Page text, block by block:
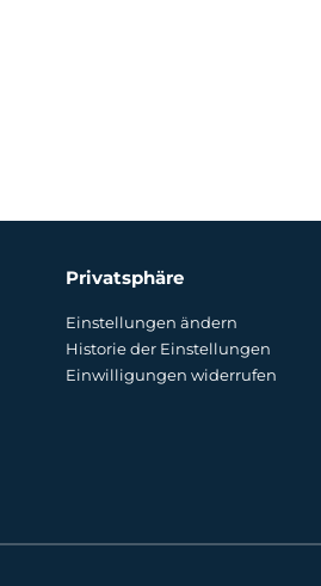
Privatsphäre
Einstellungen ändern
Historie der Einstellungen
Einwilligungen widerrufen